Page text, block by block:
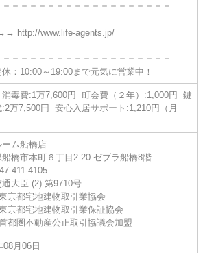
＝＝＝＝＝＝＝＝＝＝＝＝＝＝＝＝＝＝＝
http://www.life-agents.jp/
＝＝＝＝＝＝＝＝＝＝＝＝＝＝＝＝＝＝＝
：10:00～19:00まで元気に営業中！
消毒費:1万7,600円 町会費（２年）:1,000円 鍵
:2万7,500円 安心入居サポート:1,210円（月
ーム船橋店
橋市本町６丁目2-20 ゼブラ船橋8階
411-4105
通大臣 (2) 第9710号
京都宅地建物取引業協会
京都宅地建物取引業保証協会
都圏不動産公正取引協議会加盟
08月06日